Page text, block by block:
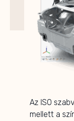
Az ISO
mellett a